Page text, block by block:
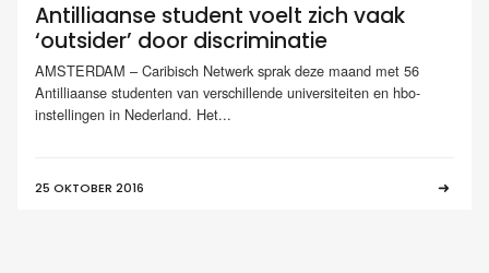
Antilliaanse student voelt zich vaak
‘outsider’ door discriminatie
AMSTERDAM – Caribisch Netwerk sprak deze maand met 56
Antilliaanse studenten van verschillende universiteiten en hbo-
instellingen in Nederland. Het...
25 OKTOBER 2016